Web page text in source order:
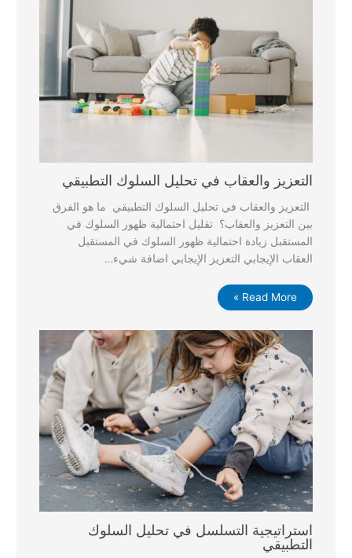
التعزيز والعقاب في تحليل السلوك التطبيقي
التعزيز والعقاب في تحليل السلوك التطبيقي ما هو الفرق
بين التعزيز والعقاب؟ تقليل احتمالية ظهور السلوك في
المستقبل زيادة احتمالية ظهور السلوك في المستقبل
العقاب الإيجابي التعزيز الإيجابي اضافة شيء…
Read More »
استراتيجية التسلسل في تحليل السلوك
التطبيقي